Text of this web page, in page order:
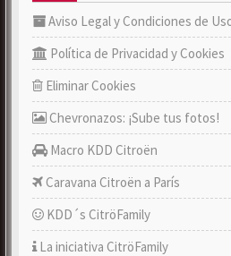
Aviso Legal y Condiciones de
Política de Privacidad y Cookies
Eliminar Cookies
Chevronazos: ¡Sube tus fotos!
Macro KDD Citroën
Caravana Citroën a París
KDD´s CitröFamily
La iniciativa CitröFamily